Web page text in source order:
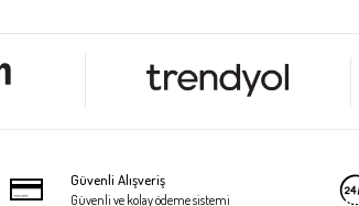
Güvenli Alışveriş
Güvenli ve kolay ödeme sistemi